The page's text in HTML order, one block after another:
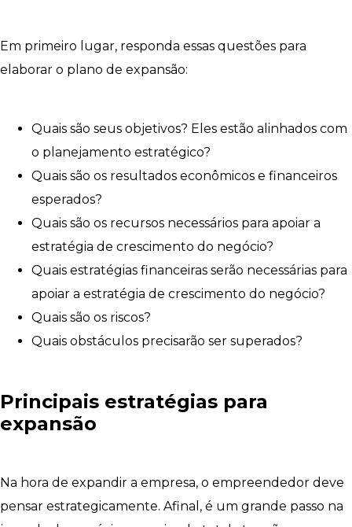
Em primeiro lugar, responda essas questões para
elaborar o plano de expansão:
Quais são seus objetivos? Eles estão alinhados com
o planejamento estratégico?
Quais são os resultados econômicos e financeiros
esperados?
Quais são os recursos necessários para apoiar a
estratégia de crescimento do negócio?
Quais estratégias financeiras serão necessárias para
apoiar a estratégia de crescimento do negócio?
Quais são os riscos?
Quais obstáculos precisarão ser superados?
Principais estratégias para
expansão
Na hora de expandir a empresa, o empreendedor deve
pensar estrategicamente. Afinal, é um grande passo na